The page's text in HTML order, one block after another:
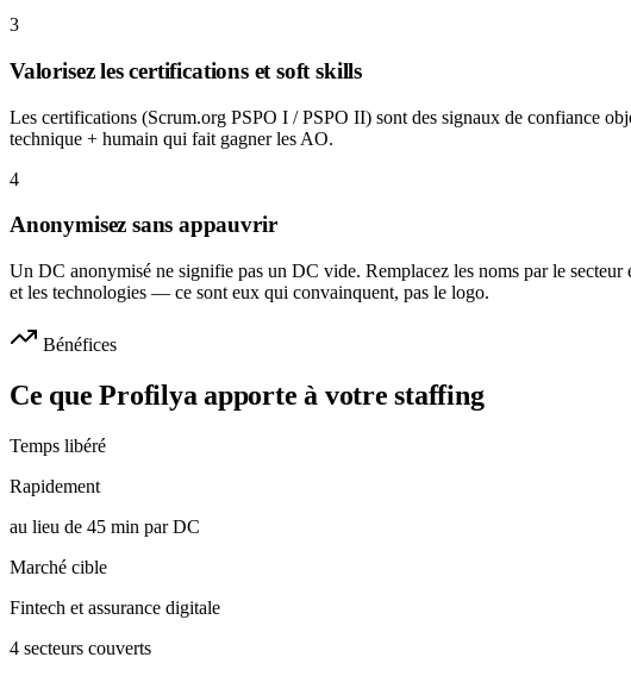
3
Valorisez les certifications et soft skills
Les certifications (Scrum.org PSPO I / PSPO II) sont des signaux de confiance
technique + humain qui fait gagner les AO.
4
Anonymisez sans appauvrir
Un DC anonymisé ne signifie pas un DC vide. Remplacez les noms par le
et les technologies — ce sont eux qui convainquent, pas le logo.
Bénéfices
Ce que Profilya apporte à votre staffing
Temps libéré
Rapidement
au lieu de 45 min par DC
Marché cible
Fintech et assurance digitale
4 secteurs couverts